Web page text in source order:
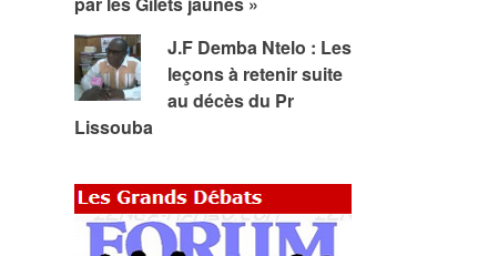
J.F Demba Ntelo : Les
leçons à retenir suite
au décès du Pr
Lissouba